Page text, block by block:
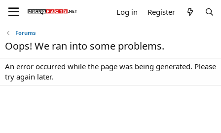
Log in Register
Forums
Oops! We ran into some problems.
An error occurred while the page was being generated. Please
try again later.